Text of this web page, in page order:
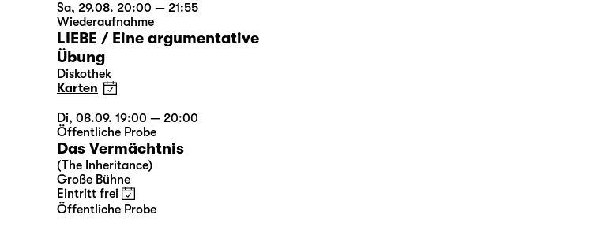
Sa, 29.08. 20:00 — 21:55
Wiederaufnahme
LIEBE / Eine argumentative
Übung
Diskothek
Karten
Di, 08.09. 19:00 — 20:00
Öffentliche Probe
Das Vermächtnis
(The Inheritance)
Große Bühne
Eintritt frei
Öffentliche Probe